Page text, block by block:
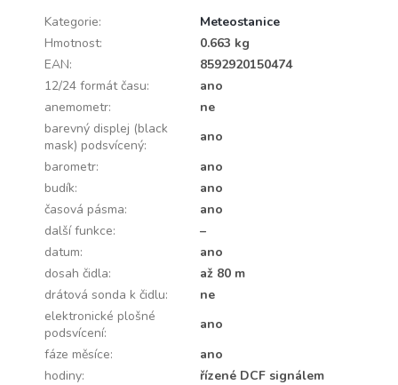
Kategorie:
Meteostanice
Hmotnost:
0.663 kg
EAN:
8592920150474
12/24 formát času:
ano
anemometr:
ne
barevný displej (black
mask) podsvícený:
ano
barometr:
ano
budík:
ano
časová pásma:
ano
další funkce:
–
datum:
ano
dosah čidla:
až 80 m
drátová sonda k čidlu:
ne
elektronické plošné
podsvícení:
ano
fáze měsíce:
ano
hodiny:
řízené DCF signálem